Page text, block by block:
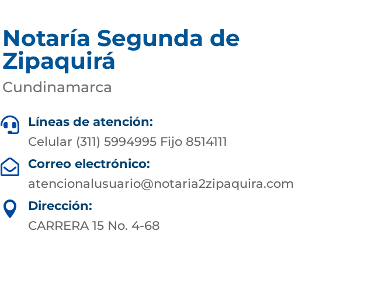
Notaría Segunda de
Zipaquirá
Cundinamarca

Líneas de atención:
Celular (311) 5994995 Fijo 8514111

Correo electrónico:
atencionalusuario@notaria2zipaquira.com

Dirección:
CARRERA 15 No. 4-68